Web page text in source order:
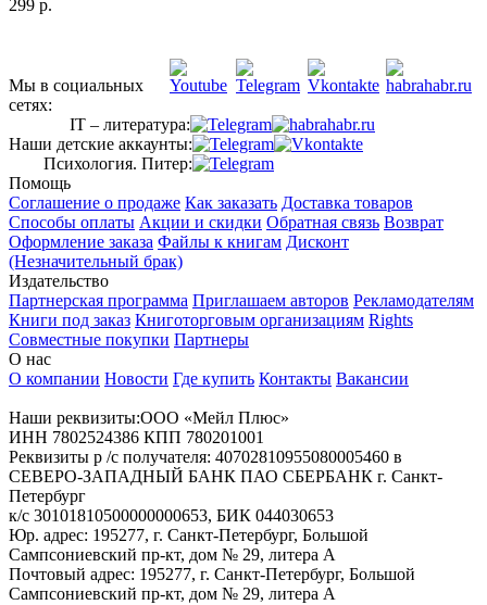
299 р.
Мы в социальных
сетях:
IT – литература:
Наши детские аккаунты:
Психология. Питер:
Помощь
Соглашение о продаже Как заказать Доставка товаров
Способы оплаты Акции и скидки Обратная связь Возврат
Оформление заказа Файлы к книгам Дисконт
(Незначительный брак)
Издательство
Партнерская программа Приглашаем авторов Рекламодателям
Книги под заказ Книготорговым организациям Rights
Совместные покупки Партнеры
О нас
О компании Новости Где купить Контакты Вакансии
Наши реквизиты:ООО «Мейл Плюс»
ИНН 7802524386 КПП 780201001
Реквизиты р /с получателя: 40702810955080005460 в
СЕВЕРО-ЗАПАДНЫЙ БАНК ПАО СБЕРБАНК г. Санкт-
Петербург
к/с 30101810500000000653, БИК 044030653
Юр. адрес: 195277, г. Санкт-Петербург, Большой
Сампсониевский пр-кт, дом № 29, литера А
Почтовый адрес: 195277, г. Санкт-Петербург, Большой
Сампсониевский пр-кт, дом № 29, литера А